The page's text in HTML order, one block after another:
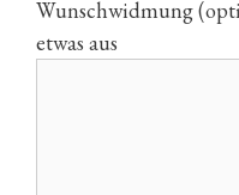
Wunschwidmung
etwas aus